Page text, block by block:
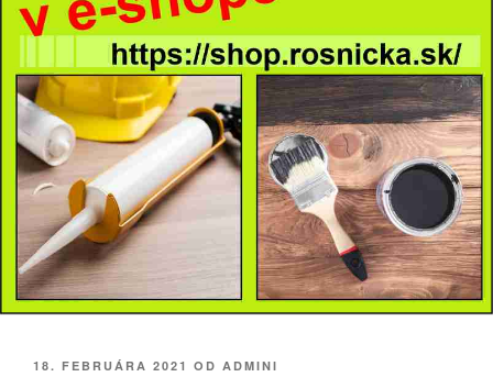
PUBLIKOVANÉ
18. FEBRUÁRA 2021 OD ADMINI